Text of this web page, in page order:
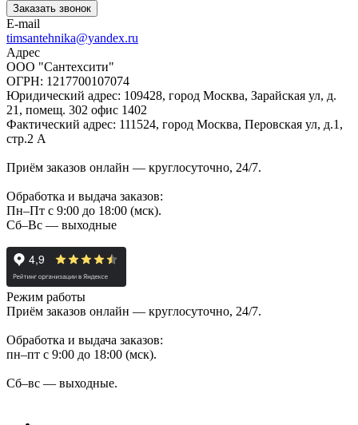
Заказать звонок
E-mail
timsantehnika@yandex.ru
Адрес
ООО "Сантехсити"
ОГРН: 1217700107074
Юридический адрес: 109428, город Москва, Зарайская ул, д.
21, помещ. 302 офис 1402
Фактический адрес: 111524, город Москва, Перовская ул, д.1,
стр.2 А
Приём заказов онлайн — круглосуточно, 24/7.
Обработка и выдача заказов:
Пн–Пт с 9:00 до 18:00 (мск).
Сб–Вс — выходные
Режим работы
Приём заказов онлайн — круглосуточно, 24/7.
Обработка и выдача заказов:
пн–пт с 9:00 до 18:00 (мск).
Сб–вс — выходные.